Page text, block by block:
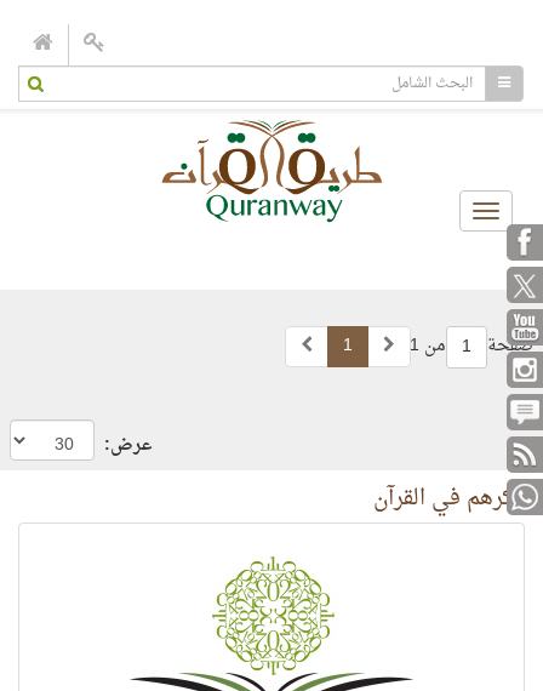
Toggle
navigation
صفحة 1 من 1 1
عرض:
ذكرهم في القرآن